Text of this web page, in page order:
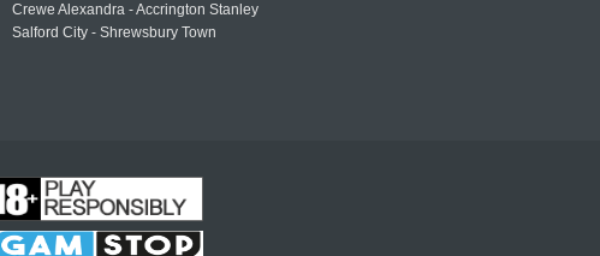
Crewe Alexandra - Accrington Stanley
Salford City - Shrewsbury Town